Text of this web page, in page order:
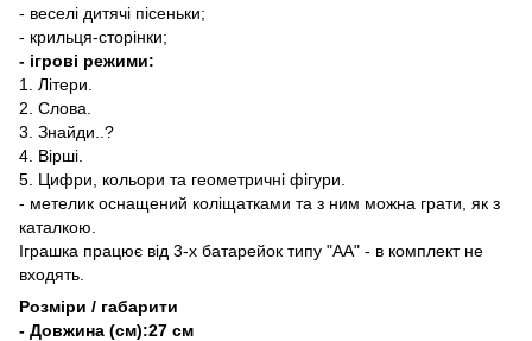
- веселі дитячі пісеньки;
- крильця-сторінки;
- ігрові режими:
1. Літери.
2. Слова.
3. Знайди..?
4. Вірші.
5. Цифри, кольори та геометричні фігури.
- метелик оснащений коліщатками та з ним можна грати, як з
каталкою.
Іграшка працює від 3-х батарейок типу "АА" - в комплект не
входять.
Розміри / габарити
- Довжина (см):27 см